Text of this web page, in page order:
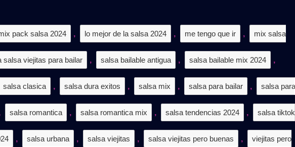
𝗩𝗢𝗟.𝟳
pack salsa 2024 , lo mejor de la salsa 2024 , me tengo que ir , mix salsa
salsa viejitas para bailar , salsa bailable antigua , salsa bailable mix 2024 ,
salsa clasica , salsa dura exitos , salsa mix , salsa para bailar , salsa para
salsa romantica , salsa romantica mix , salsa tendencias 2024 , salsa tiktok
, salsa urbana , salsa viejitas , salsa viejitas pero buenas , viejitas pero